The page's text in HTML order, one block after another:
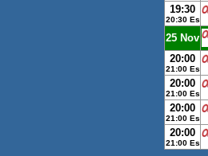
19:30
20:30 Es
25 Nov
20:00
21:00 Es
20:00
21:00 Es
20:00
21:00 Es
20:00
21:00 Es